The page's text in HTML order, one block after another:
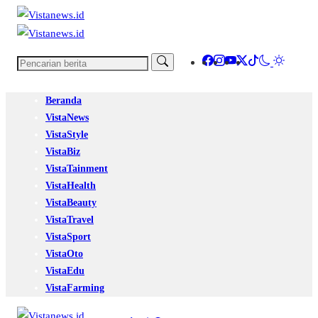
Beranda
VistaNews
VistaStyle
VistaBiz
VistaTainment
VistaHealth
VistaBeauty
VistaTravel
VistaSport
VistaOto
VistaEdu
VistaFarming